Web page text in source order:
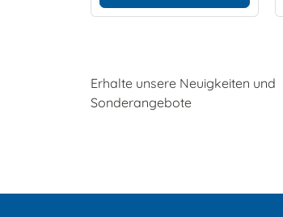
Erhalte unsere Neuigkeiten und
Sonderangebote